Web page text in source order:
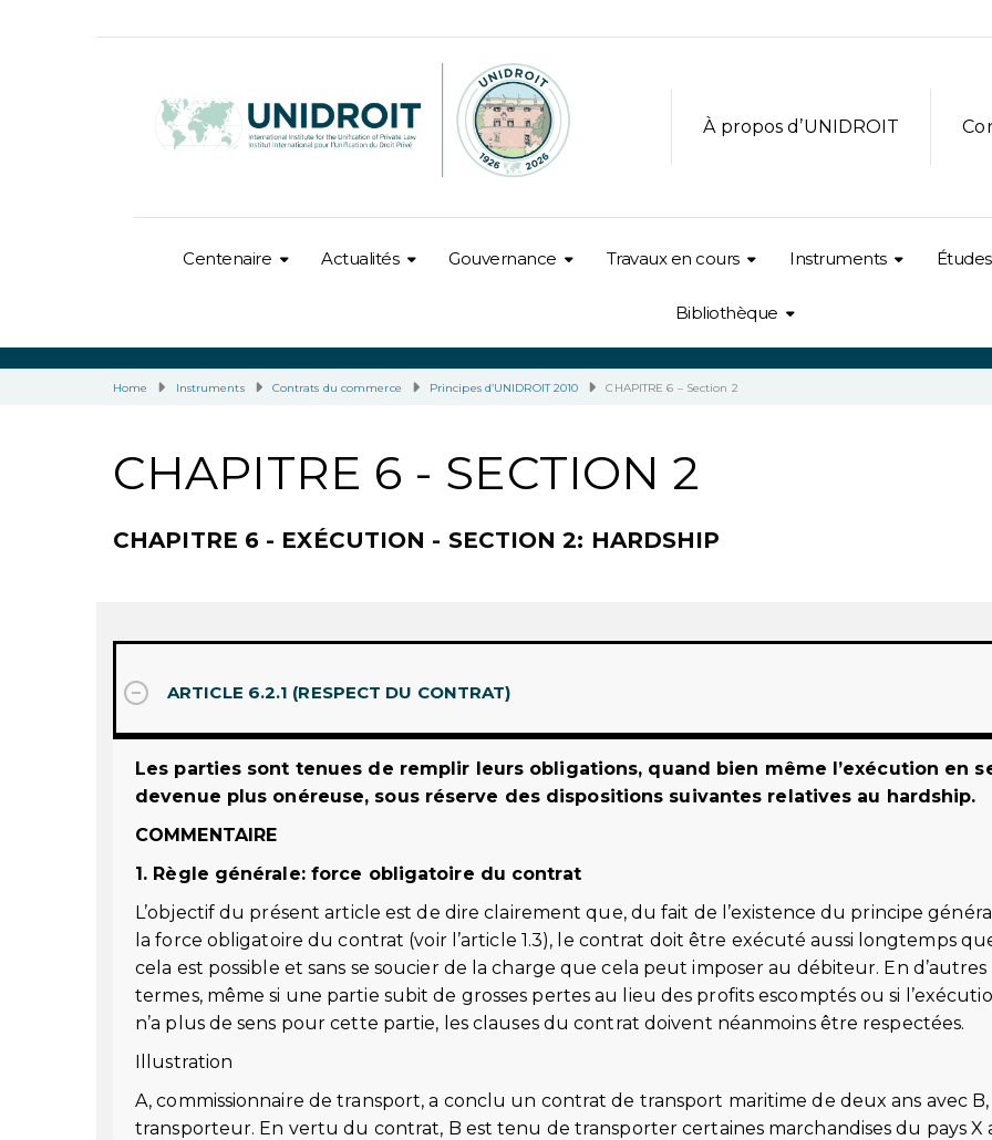
À propos d’UNIDROIT
Centenaire Actualités Gouvernance Travaux en cours Instruments Études
Bibliothèque
Home Instruments Contrats du commerce Principes d’UNIDROIT 2010 CHAPITRE 6 – Section 2
CHAPITRE 6 - SECTION 2
CHAPITRE 6 - EXÉCUTION - SECTION 2: HARDSHIP
ARTICLE 6.2.1 (RESPECT DU CONTRAT)
Les parties sont tenues de remplir leurs obligations, quand bien même l’exécution en
devenue plus onéreuse, sous réserve des dispositions suivantes relatives au hardship.
COMMENTAIRE
1. Règle générale: force obligatoire du contrat
L’objectif du présent article est de dire clairement que, du fait de l’existence du principe
la force obligatoire du contrat (voir l’article 1.3), le contrat doit être exécuté aussi longtemps
cela est possible et sans se soucier de la charge que cela peut imposer au débiteur. En d’autres
termes, même si une partie subit de grosses pertes au lieu des profits escomptés ou si
n’a plus de sens pour cette partie, les clauses du contrat doivent néanmoins être respectées.
Illustration
A, commissionnaire de transport, a conclu un contrat de transport maritime de deux ans avec B,
transporteur. En vertu du contrat, B est tenu de transporter certaines marchandises du pays X